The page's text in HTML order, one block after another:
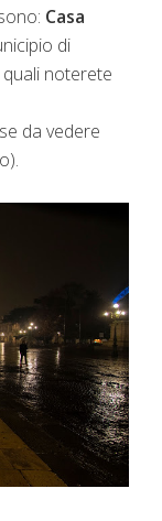
Casa
di
noterete
da vedere